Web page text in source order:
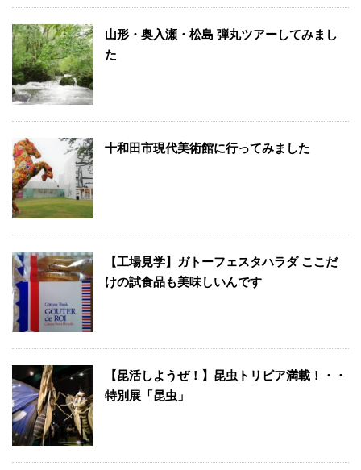
山形・奥入瀬・松島 弾丸ツアーしてみまし
た
十和田市現代美術館に行ってみました
【工場見学】ガトーフェスタハラダ ここだ
けの試食品も美味しいんです
【昆活しようぜ！】昆虫トリビア満載！・・
特別展「昆虫」